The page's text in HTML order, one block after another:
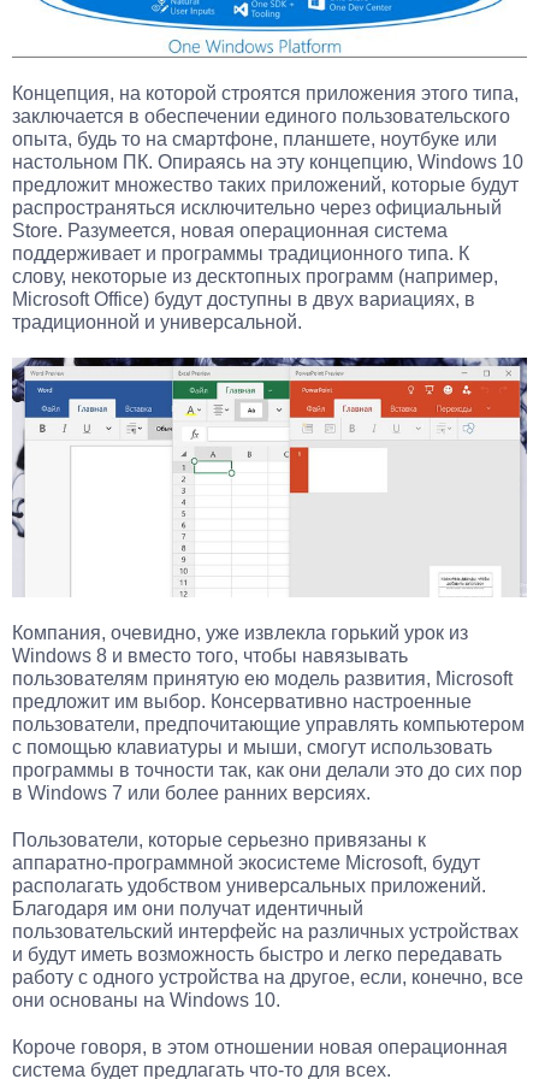
Концепция, на которой строятся приложения этого типа,
заключается в обеспечении единого пользовательского
опыта, будь то на смартфоне, планшете, ноутбуке или
настольном ПК. Опираясь на эту концепцию, Windows 10
предложит множество таких приложений, которые будут
распространяться исключительно через официальный
Store. Разумеется, новая операционная система
поддерживает и программы традиционного типа. К
слову, некоторые из десктопных программ (например,
Microsoft Office) будут доступны в двух вариациях, в
традиционной и универсальной.
Компания, очевидно, уже извлекла горький урок из
Windows 8 и вместо того, чтобы навязывать
пользователям принятую ею модель развития, Microsoft
предложит им выбор. Консервативно настроенные
пользователи, предпочитающие управлять компьютером
с помощью клавиатуры и мыши, смогут использовать
программы в точности так, как они делали это до сих пор
в Windows 7 или более ранних версиях.
Пользователи, которые серьезно привязаны к
аппаратно-программной экосистеме Microsoft, будут
располагать удобством универсальных приложений.
Благодаря им они получат идентичный
пользовательский интерфейс на различных устройствах
и будут иметь возможность быстро и легко передавать
работу с одного устройства на другое, если, конечно, все
они основаны на Windows 10.
Короче говоря, в этом отношении новая операционная
система будет предлагать что-то для всех.